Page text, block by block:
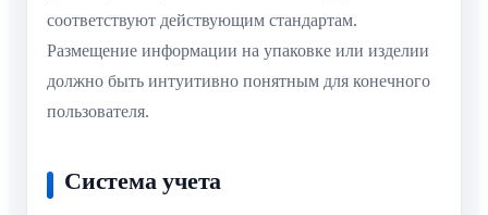
соответствуют действующим стандартам.
Размещение информации на упаковке или изделии
должно быть интуитивно понятным для конечного
пользователя.
Система учета